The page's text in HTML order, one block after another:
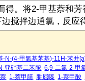
得。将2-甲基萘和
搅拌边通氯，反应
-N-(4-甲氧基苯基)-11H-苯并
亚硝基二苯胺 6,9-二氯-2-甲
1-萘甲腈 肼屈嗪 1-萘甲酸